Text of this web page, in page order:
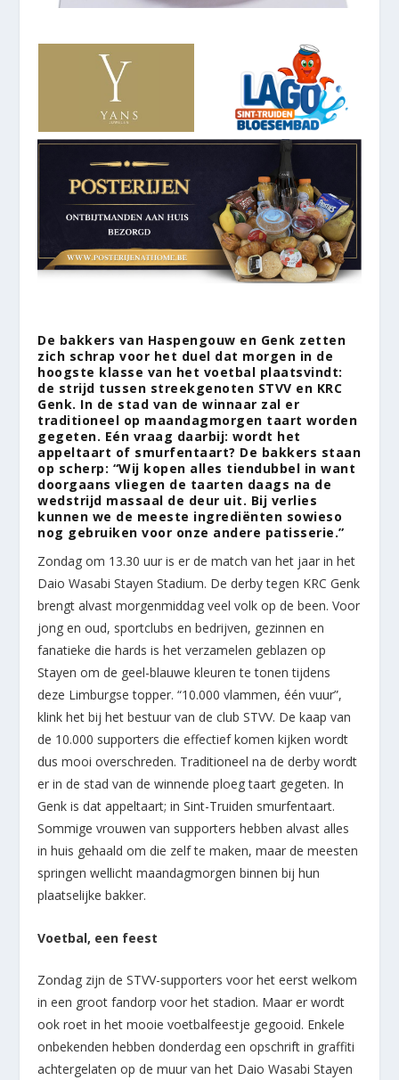
De bakkers van Haspengouw en Genk zetten
zich schrap voor het duel dat morgen in de
hoogste klasse van het voetbal plaatsvindt:
de strijd tussen streekgenoten STVV en KRC
Genk. In de stad van de winnaar zal er
traditioneel op maandagmorgen taart worden
gegeten. Eén vraag daarbij: wordt het
appeltaart of smurfentaart? De bakkers staan
op scherp: “Wij kopen alles tiendubbel in want
doorgaans vliegen de taarten daags na de
wedstrijd massaal de deur uit. Bij verlies
kunnen we de meeste ingrediënten sowieso
nog gebruiken voor onze andere patisserie.”
Zondag om 13.30 uur is er de match van het jaar in het
Daio Wasabi Stayen Stadium. De derby tegen KRC Genk
brengt alvast morgenmiddag veel volk op de been. Voor
jong en oud, sportclubs en bedrijven, gezinnen en
fanatieke die hards is het verzamelen geblazen op
Stayen om de geel-blauwe kleuren te tonen tijdens
deze Limburgse topper. “10.000 vlammen, één vuur”,
klink het bij het bestuur van de club STVV. De kaap van
de 10.000 supporters die effectief komen kijken wordt
dus mooi overschreden. Traditioneel na de derby wordt
er in de stad van de winnende ploeg taart gegeten. In
Genk is dat appeltaart; in Sint-Truiden smurfentaart.
Sommige vrouwen van supporters hebben alvast alles
in huis gehaald om die zelf te maken, maar de meesten
springen wellicht maandagmorgen binnen bij hun
plaatselijke bakker.
Voetbal, een feest
Zondag zijn de STVV-supporters voor het eerst welkom
in een groot fandorp voor het stadion. Maar er wordt
ook roet in het mooie voetbalfeestje gegooid. Enkele
onbekenden hebben donderdag een opschrift in graffiti
achtergelaten op de muur van het Daio Wasabi Stayen